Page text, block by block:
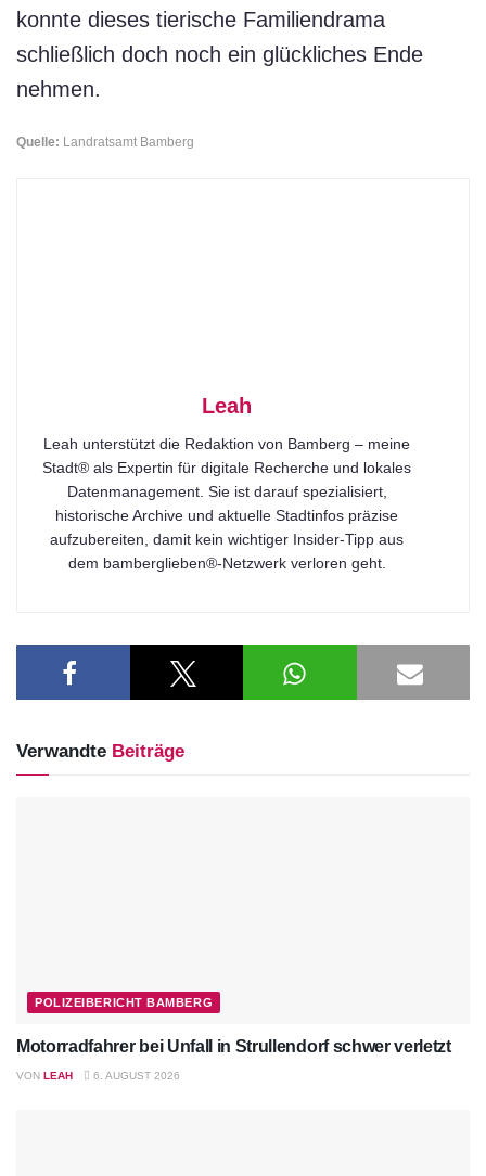
konnte dieses tierische Familiendrama
schließlich doch noch ein glückliches Ende
nehmen.
Quelle: Landratsamt Bamberg
Leah
Leah unterstützt die Redaktion von Bamberg – meine
Stadt® als Expertin für digitale Recherche und lokales
Datenmanagement. Sie ist darauf spezialisiert,
historische Archive und aktuelle Stadtinfos präzise
aufzubereiten, damit kein wichtiger Insider-Tipp aus
dem bamberglieben®-Netzwerk verloren geht.
Verwandte Beiträge
POLIZEIBERICHT BAMBERG
Motorradfahrer bei Unfall in Strullendorf schwer verletzt
VON LEAH 6. AUGUST 2026